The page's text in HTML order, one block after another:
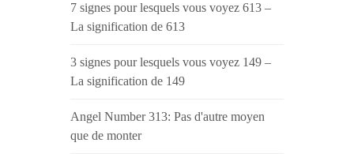
7 signes pour lesquels vous voyez 613 –
La signification de 613
3 signes pour lesquels vous voyez 149 –
La signification de 149
Angel Number 313: Pas d'autre moyen
que de monter